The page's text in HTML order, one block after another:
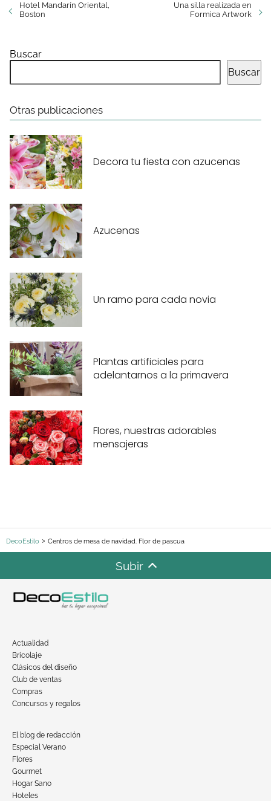
Hotel Mandarín Oriental,
Boston
Una silla realizada en
Formica Artwork
Buscar
Buscar
Otras publicaciones
Decora tu fiesta con azucenas
Azucenas
Un ramo para cada novia
Plantas artificiales para
adelantarnos a la primavera
Flores, nuestras adorables
mensajeras
DecoEstilo Centros de mesa de navidad. Flor de pascua
Subir
Actualidad
Bricolaje
Clásicos del diseño
Club de ventas
Compras
Concursos y regalos
El blog de redacción
Especial Verano
Flores
Gourmet
Hogar Sano
Hoteles